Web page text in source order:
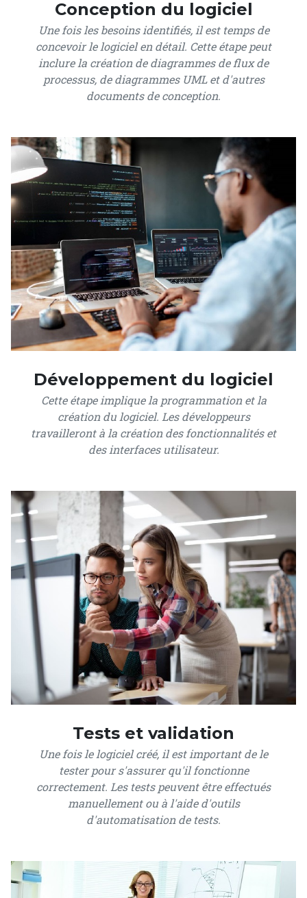
Conception du logiciel
Une fois les besoins identifiés, il est temps de
concevoir le logiciel en détail. Cette étape peut
inclure la création de diagrammes de flux de
processus, de diagrammes UML et d'autres
documents de conception.
Développement du logiciel
Cette étape implique la programmation et la
création du logiciel. Les développeurs
travailleront à la création des fonctionnalités et
des interfaces utilisateur.
Tests et validation
Une fois le logiciel créé, il est important de le
tester pour s'assurer qu'il fonctionne
correctement. Les tests peuvent être effectués
manuellement ou à l'aide d'outils
d'automatisation de tests.